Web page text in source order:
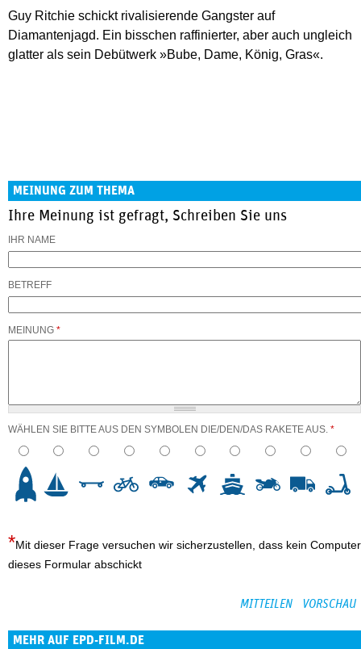
Guy Ritchie schickt rivalisierende Gangster auf
Diamantenjagd. Ein bisschen raffinierter, aber auch ungleich
glatter als sein Debütwerk »Bube, Dame, König, Gras«.
MEINUNG ZUM THEMA
Ihre Meinung ist gefragt, Schreiben Sie uns
IHR NAME
BETREFF
MEINUNG *
WÄHLEN SIE BITTE AUS DEN SYMBOLEN DIE/DEN/DAS RAKETE AUS. *
Mit dieser Frage versuchen wir sicherzustellen, dass kein Computer
dieses Formular abschickt
MEHR AUF EPD-FILM.DE